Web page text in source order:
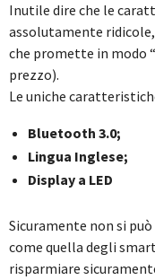
Inutile dire che le
assolutamente
che promette in modo
prezzo).
Le uniche
Bluetooth 3.0;
Lingua Inglese;
Display a LED
Sicuramente non si
come quella degli
risparmiare